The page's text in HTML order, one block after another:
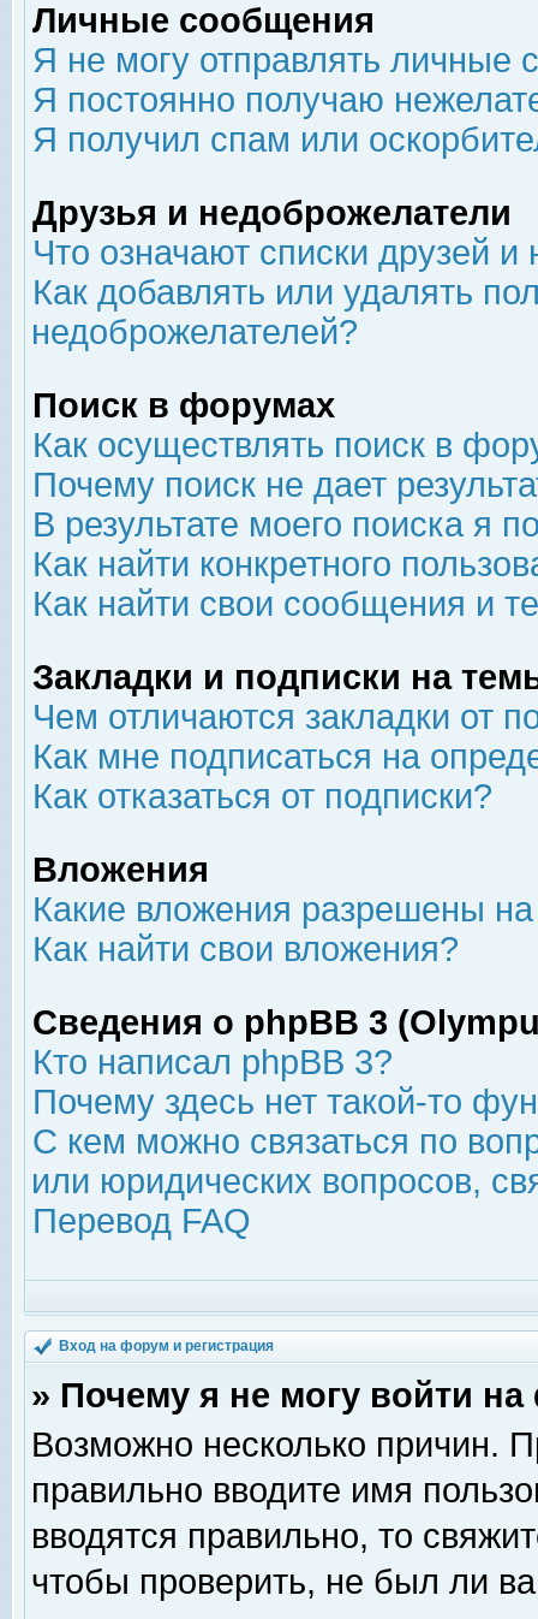
Личные сообщения
Я не могу отправлять личные
Я постоянно получаю
Я получил спам или
Друзья и недоброжелатели
Что означают списки друзей
Как добавлять или удалять
недоброжелателей?
Поиск в форумах
Как осуществлять поиск в
Почему поиск не дает
В результате моего поиска я
Как найти конкретного
Как найти свои сообщения и
Закладки и подписки на
Чем отличаются закладки от
Как мне подписаться на
Как отказаться от подписки?
Вложения
Какие вложения разрешены
Как найти свои вложения?
Сведения о phpBB 3
Кто написал phpBB 3?
Почему здесь нет такой-то
С кем можно связаться по
или юридических вопросов,
Перевод FAQ
Вход на форум и регистрация
» Почему я не могу войти
Возможно несколько причин.
правильно вводите имя
вводятся правильно, то
чтобы проверить, не был ли